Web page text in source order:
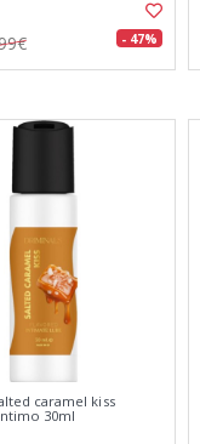
- 47%
caramel kiss
30ml